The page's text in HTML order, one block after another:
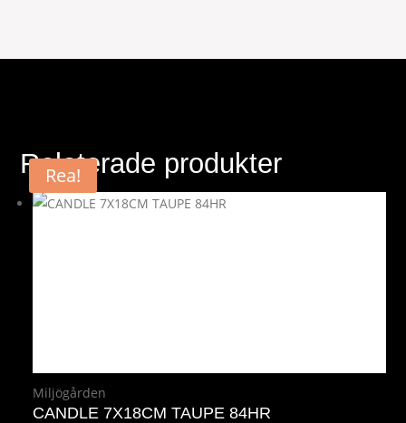
Relaterade produkter
Miljögården
CANDLE 7X18CM TAUPE 84HR
Rea!